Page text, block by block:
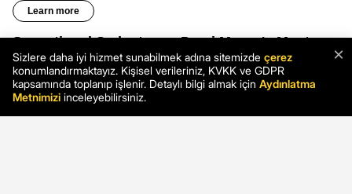
×
Sizlere daha iyi hizmet sunabilmek adına sitemizde çerez
konumlandırmaktayız. Kişisel verileriniz, KVKK ve GDPR
kapsamında toplanıp işlenir. Detaylı bilgi almak için Aydınlatma
Metnimizi inceleyebilirsiniz.